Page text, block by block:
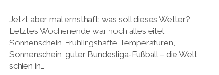
Jetzt aber mal ernsthaft: was soll dieses Wetter?
Letztes Wochenende war noch alles eitel
Sonnenschein. Frühlingshafte Temperaturen,
Sonnenschein, guter Bundesliga-Fußball – die Welt
schien in…